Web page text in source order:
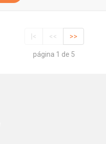
|< << >>
página 1 de 5